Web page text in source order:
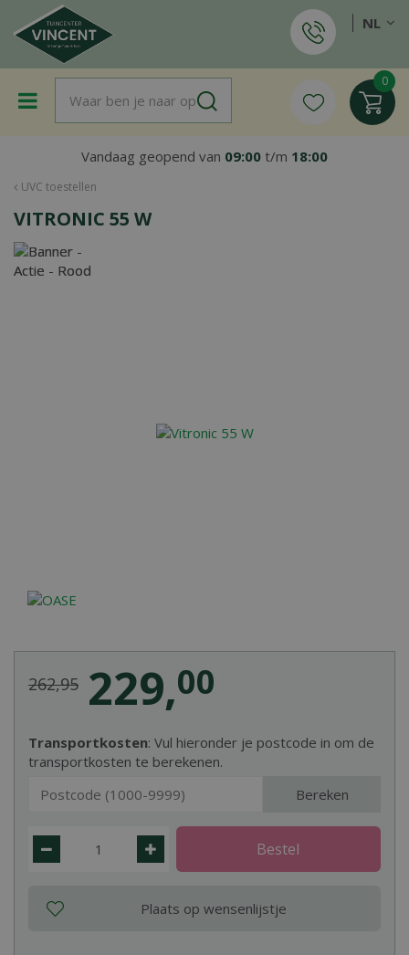
a
UVC toestellen
Vandaag geopend van 09:00 t/m 18:00
NL
VITRONIC 55 W
Transportkosten: Vul hieronder je postcode in om de
transportkosten te berekenen.
Bereken
262,95 229,00